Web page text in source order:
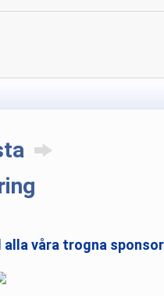
alla våra trogna